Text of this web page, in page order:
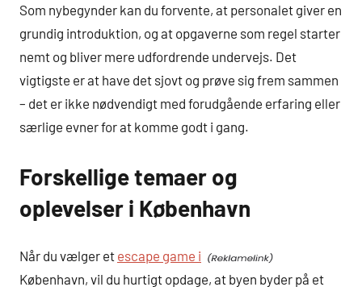
Som nybegynder kan du forvente, at personalet giver en
grundig introduktion, og at opgaverne som regel starter
nemt og bliver mere udfordrende undervejs. Det
vigtigste er at have det sjovt og prøve sig frem sammen
– det er ikke nødvendigt med forudgående erfaring eller
særlige evner for at komme godt i gang.
Forskellige temaer og
oplevelser i København
Når du vælger et escape game i
København, vil du hurtigt opdage, at byen byder på et